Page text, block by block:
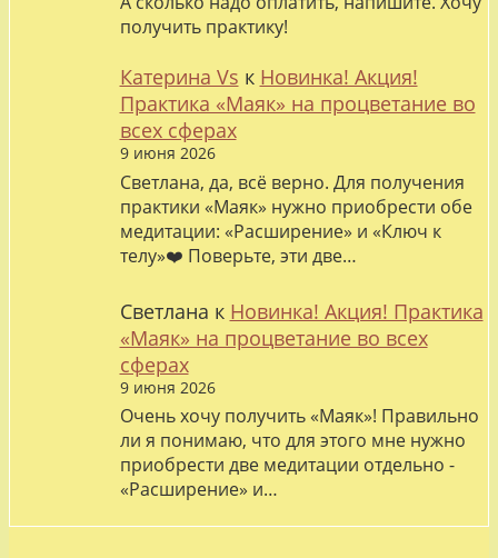
получить практику!
Катерина Vs к Новинка! Акция!
Практика «Маяк» на процветание во
всех сферах
9 июня 2026
Светлана, да, всё верно. Для получения
практики «Маяк» нужно приобрести обе
медитации: «Расширение» и «Ключ к
телу»❤️ Поверьте, эти две…
Светлана к Новинка! Акция! Практика
«Маяк» на процветание во всех
сферах
9 июня 2026
Очень хочу получить «Маяк»! Правильно
ли я понимаю, что для этого мне нужно
приобрести две медитации отдельно -
«Расширение» и…